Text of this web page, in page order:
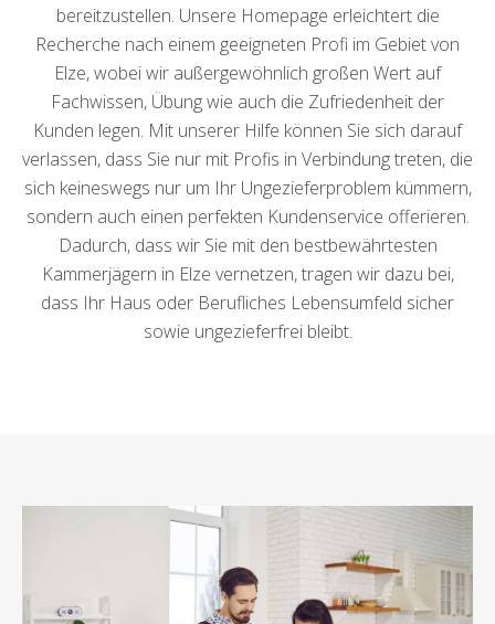
bereitzustellen. Unsere Homepage erleichtert die
Recherche nach einem geeigneten Profi im Gebiet von
Elze, wobei wir außergewöhnlich großen Wert auf
Fachwissen, Übung wie auch die Zufriedenheit der
Kunden legen. Mit unserer Hilfe können Sie sich darauf
verlassen, dass Sie nur mit Profis in Verbindung treten, die
sich keineswegs nur um Ihr Ungezieferproblem kümmern,
sondern auch einen perfekten Kundenservice offerieren.
Dadurch, dass wir Sie mit den bestbewährtesten
Kammerjägern in Elze vernetzen, tragen wir dazu bei,
dass Ihr Haus oder Berufliches Lebensumfeld sicher
sowie ungezieferfrei bleibt.